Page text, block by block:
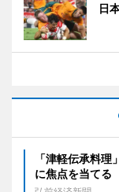
日
「津軽伝承料
に焦点を当てる